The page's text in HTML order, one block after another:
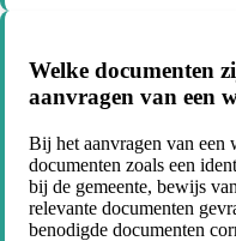
Welke documenten
aanvragen van een
Bij het aanvragen van een
documenten zoals een
bij de gemeente, bewijs
relevante documenten
benodigde documenten